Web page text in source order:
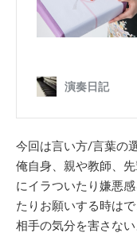
今回は言い方/言葉の
俺自身、親や教師、
にイラついたり嫌悪
たりお願いする時は
相手の気分を害さない